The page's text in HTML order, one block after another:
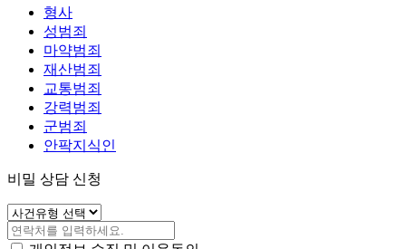
형사
성범죄
마약범죄
재산범죄
교통범죄
강력범죄
군범죄
안팍지식인
비밀 상담 신청